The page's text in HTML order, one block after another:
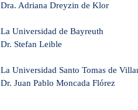
Dra. Adriana Dreyzin de Klor
La Universidad de Bayreuth
Dr. Stefan Leible
La Universidad Santo Tomas de
Dr. Juan Pablo Moncada Flórez